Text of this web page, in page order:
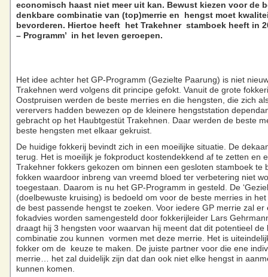
economisch haast niet meer uit kan. Bewust kiezen voor de
denkbare combinatie van (top)merrie en hengst moet
bevorderen. Hiertoe heeft het Trakehner stamboek heeft in
– Programm’ in het leven geroepen.
Het idee achter het GP-Programm (Gezielte Paarung) is niet
Trakehnen werd volgens dit principe gefokt. Vanuit de grote
Oostpruisen werden de beste merries en die hengsten, die zich
verervers hadden bewezen op de kleinere hengststation
gebracht op het Haubtgestüt Trakehnen. Daar werden de beste
beste hengsten met elkaar gekruist.
De huidige fokkerij bevindt zich in een moeilijke situatie. De
terug. Het is moeilijk je fokproduct kostendekkend af te zetten en
Trakehner fokkers gekozen om binnen een gesloten stamboek te
fokken waardoor inbreng van vreemd bloed ter verbetering niet
toegestaan. Daarom is nu het GP-Programm in gesteld. De
(doelbewuste kruising) is bedoeld om voor de beste merries in
de best passende hengst te zoeken. Voor iedere GP merrie zal er
fokadvies worden samengesteld door fokkerijleider Lars
draagt hij 3 hengsten voor waarvan hij meent dat dit potentieel de
combinatie zou kunnen vormen met deze merrie. Het is
fokker om de keuze te maken. De juiste partner voor die ene
merrie… het zal duidelijk zijn dat dan ook niet elke hengst in
kunnen komen.